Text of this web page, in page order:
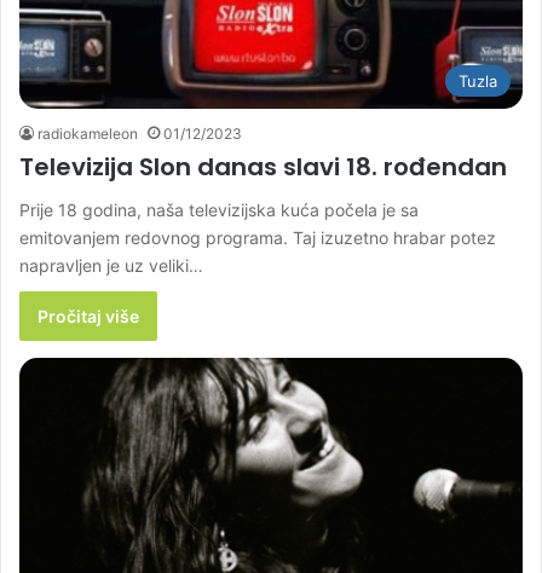
Tuzla
radiokameleon 01/12/2023
Televizija Slon danas slavi 18. rođendan
Prije 18 godina, naša televizijska kuća počela je sa
emitovanjem redovnog programa. Taj izuzetno hrabar potez
napravljen je uz veliki…
Pročitaj više